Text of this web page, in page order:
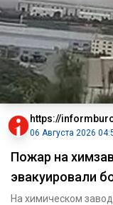
https://
06 Августа 2026
Пожар на
эвакуировали
На химическом